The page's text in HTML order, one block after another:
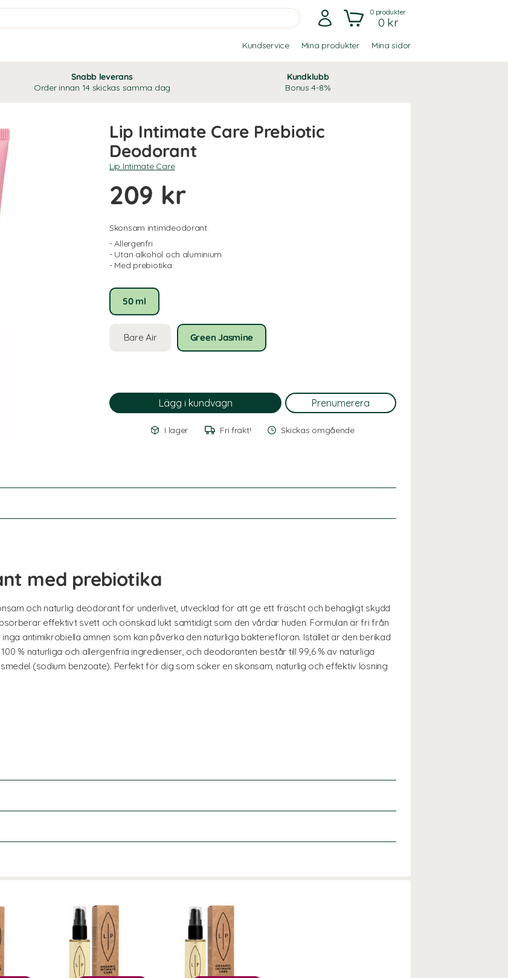
0produkter
0 kr
Kundservice Mina produkter Mina sidor
Snabb leverans
Order innan 14 skickas samma dag
Kundklubb
Bonus 4-8%
Lip Intimate Care Prebiotic
Deodorant
Lip Intimate Care
209 kr
Skonsam intimdeodorant.
- Allergenfri
- Utan alkohol och aluminium
- Med prebiotika
50 ml
Bare Air Green Jasmine
I lager Fri frakt! Skickas omgående
med prebiotika
och naturlig deodorant för underlivet, utvecklad för att ge ett fräscht och behagligt skydd
effektivt svett och oönskad lukt samtidigt som den vårdar huden. Formulan är fri från
antimikrobiella ämnen som kan påverka den naturliga bakteriefloran. Istället är den berikad
% naturliga och allergenfria ingredienser, och deodoranten består till 99,6 % av naturliga
(sodium benzoate). Perfekt för dig som söker en skonsam, naturlig och effektiv lösning